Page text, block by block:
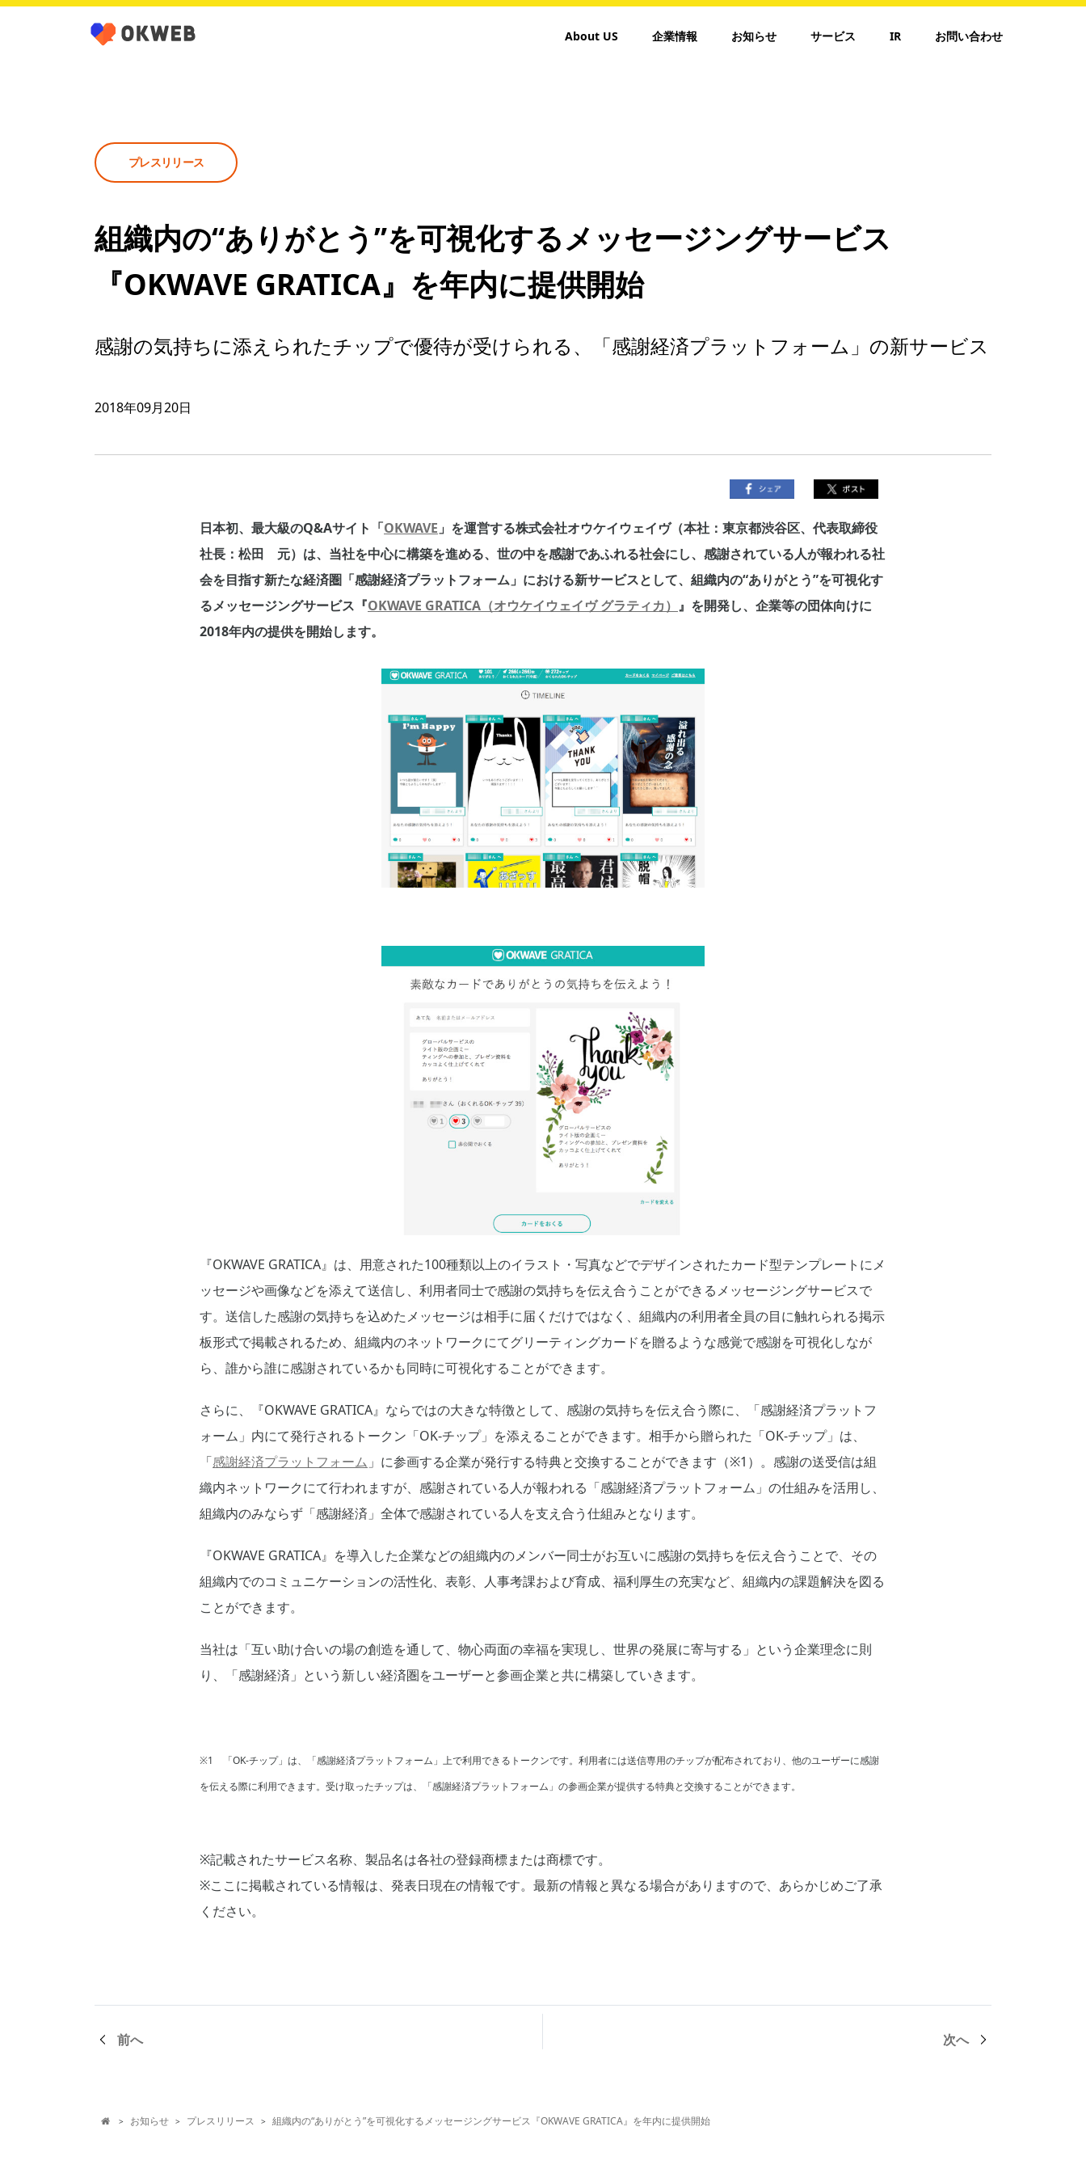
About US 企業情報 お知らせ サービス IR お問い合わせ
プレスリリース
組織内の“ありがとう”を可視化するメッセージングサービス
『OKWAVE GRATICA』を年内に提供開始
感謝の気持ちに添えられたチップで優待が受けられる、「感謝経済プラットフォーム」の新サービス
2018年09月20日
日本初、最大級のQ&Aサイト「OKWAVE 」を運営する株式会社オウケイウェイヴ（本社：東京都渋谷区、代表取締役
社長：松田 元）は、当社を中心に構築を進める、世の中を感謝であふれる社会にし、感謝されている人が報われる社
会を目指す新たな経済圏「感謝経済プラットフォーム」における新サービスとして、組織内の“ありがとう”を可視化す
るメッセージングサービス『OKWAVE GRATICA（オウケイウェイヴ グラティカ） 』を開発し、企業等の団体向けに
2018年内の提供を開始します。
『OKWAVE GRATICA』は、用意された100種類以上のイラスト・写真などでデザインされたカード型テンプレートにメ
ッセージや画像などを添えて送信し、利用者同士で感謝の気持ちを伝え合うことができるメッセージングサービスで
す。送信した感謝の気持ちを込めたメッセージは相手に届くだけではなく、組織内の利用者全員の目に触れられる掲示
板形式で掲載されるため、組織内のネットワークにてグリーティングカードを贈るような感覚で感謝を可視化しなが
ら、誰から誰に感謝されているかも同時に可視化することができます。
さらに、『OKWAVE GRATICA』ならではの大きな特徴として、感謝の気持ちを伝え合う際に、「感謝経済プラットフ
ォーム」内にて発行されるトークン「OK-チップ」を添えることができます。相手から贈られた「OK-チップ」は、
「感謝経済プラットフォーム 」に参画する企業が発行する特典と交換することができます（※1）。感謝の送受信は組
織内ネットワークにて行われますが、感謝されている人が報われる「感謝経済プラットフォーム」の仕組みを活用し、
組織内のみならず「感謝経済」全体で感謝されている人を支え合う仕組みとなります。
『OKWAVE GRATICA』を導入した企業などの組織内のメンバー同士がお互いに感謝の気持ちを伝え合うことで、その
組織内でのコミュニケーションの活性化、表彰、人事考課および育成、福利厚生の充実など、組織内の課題解決を図る
ことができます。
当社は「互い助け合いの場の創造を通して、物心両面の幸福を実現し、世界の発展に寄与する」という企業理念に則
り、「感謝経済」という新しい経済圏をユーザーと参画企業と共に構築していきます。
※1 「OK-チップ」は、「感謝経済プラットフォーム」上で利用できるトークンです。利用者には送信専用のチップが配布されており、他のユーザーに感謝
を伝える際に利用できます。受け取ったチップは、「感謝経済プラットフォーム」の参画企業が提供する特典と交換することができます。
※記載されたサービス名称、製品名は各社の登録商標または商標です。
※ここに掲載されている情報は、発表日現在の情報です。最新の情報と異なる場合がありますので、あらかじめご了承
ください。
前へ 次へ
 > お知らせ > プレスリリース > 組織内の“ありがとう”を可視化するメッセージングサービス『OKWAVE GRATICA』を年内に提供開始